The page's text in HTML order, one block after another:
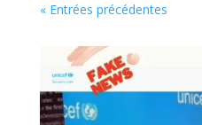
« Entrées précédentes